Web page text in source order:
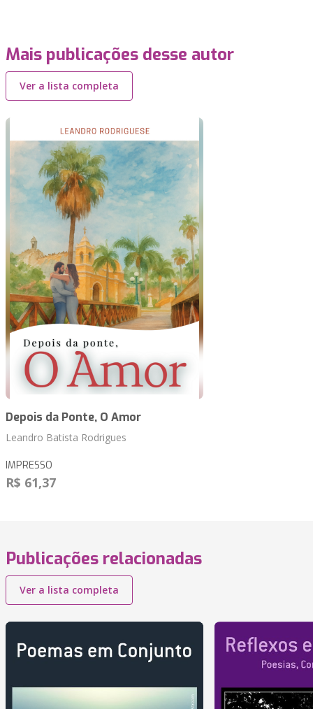
Mais publicações desse autor
Ver a lista completa
Depois da Ponte, O Amor
Leandro Batista Rodrigues
IMPRESSO
R$ 61,37
Publicações relacionadas
Ver a lista completa